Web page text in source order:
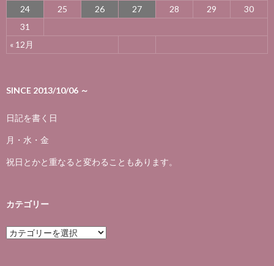
« 12月
24
25 26 27 28 29
30
31
SINCE 2013/10/06 ～
日記を書く日
月・水・金
祝日とかと重なると変わることもあります。
カテゴリー
カ
テ